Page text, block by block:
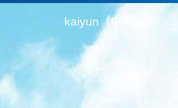
kaiyun（中国）